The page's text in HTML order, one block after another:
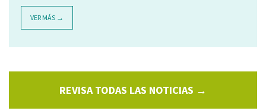
VER MÁS →
REVISA TODAS LAS NOTICIAS →